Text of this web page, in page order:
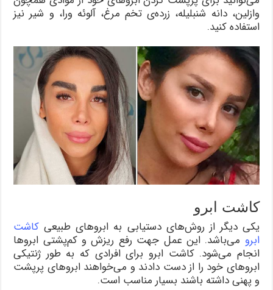
وازلین، دانه‌ شنبلیله، زرده‌ی تخم مرغ، آلوئه ورا، و شیر نیز
استفاده کنید.
کاشت ابرو
یکی دیگر از روش‌های دستیابی به ابروهای طبیعی کاشت
ابرو می‌باشد. این عمل جهت رفع ریزش و کم‌پشتی ابروها
انجام می‌شود. کاشت ابرو برای افرادی که به طور ژنتیکی
ابروهای خود را از دست دادند و می‌خواهند ابروهای پرپشت
و پهنی داشته باشند بسیار مناسب است.